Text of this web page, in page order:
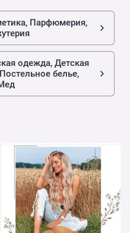
Парфюмерия,
одежда, Детская
белье,